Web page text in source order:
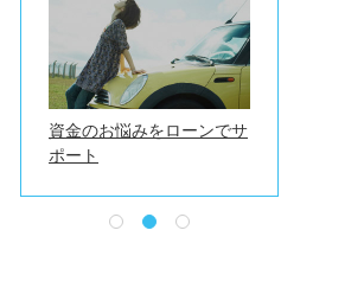
資金のお悩みをローンでサ
ポート